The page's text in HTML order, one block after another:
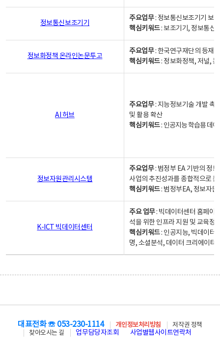
정보통신보조기기
주요업무: 정보통신보조기기 보
핵심키워드: 보조기기, 정보통신
정보화정책 온라인논문투고
주요업무: 한국연구재단의 등재
핵심키워드: 정보화정책, 저널,
AI 허브
주요업무: 지능정보기술 개발 촉
및 활용 확산
핵심키워드: 인공지능 학습용 데
정보자원관리시스템
주요업무: 범정부 EA 기반의 정
사업의 추진성과를 종합적으로
핵심키워드: 범정부EA, 정보자
K-ICT 빅데이터센터
주요 업무: 빅데이터센터 홈페이
석을 위한 인프라 지원 및 교육정
핵심키워드: 인공지능, 빅데이터,
명, 소셜분석, 데이터 크리에이터
대표전화 ☏ 053-230-1114 개인정보처리방침
저작권 정책
찾아오시는 길
업무담당자조회 사업별웹사이트연락처